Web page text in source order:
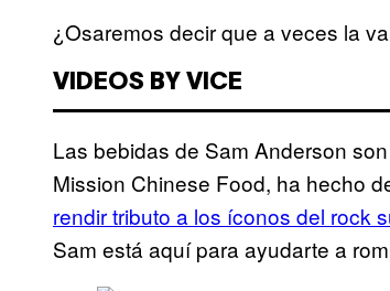
¿Osaremos decir que a veces la
VIDEOS BY VICE
Las bebidas de Sam Anderson
Mission Chinese Food, ha hecho
rendir tributo a los íconos del rock
Sam está aquí para ayudarte a